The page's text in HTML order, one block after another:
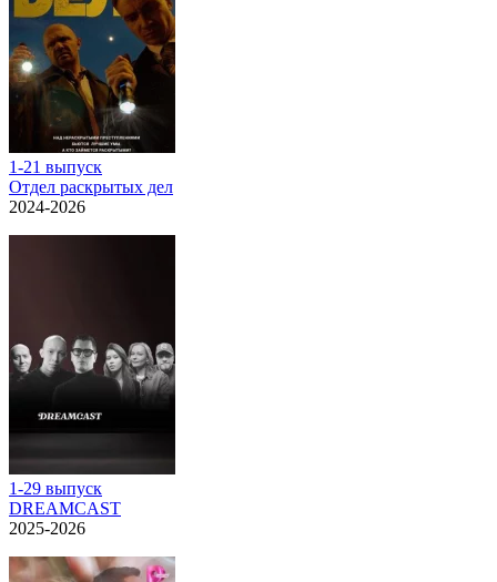
1-21 выпуск
Отдел раскрытых дел
2024-2026
1-29 выпуск
DREAMCAST
2025-2026